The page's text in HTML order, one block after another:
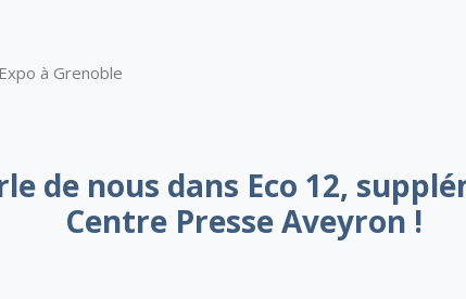
à Grenoble
de nous dans Eco 12,
Centre Presse Aveyron !